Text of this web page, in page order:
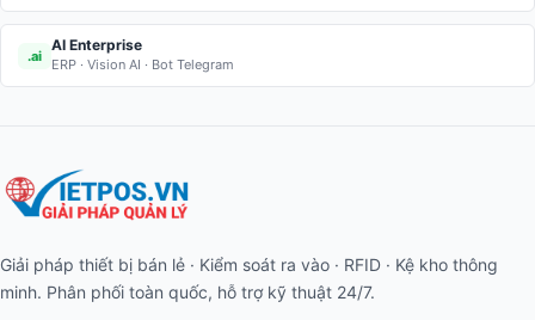
.ai
AI Enterprise
ERP · Vision AI · Bot Telegram
Giải pháp thiết bị bán lẻ · Kiểm soát ra vào · RFID · Kệ kho thông
minh. Phân phối toàn quốc, hỗ trợ kỹ thuật 24/7.